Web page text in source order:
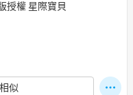
授權 星際寶貝
似